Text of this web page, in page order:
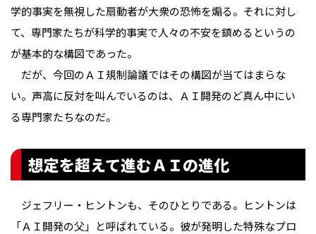
学的事実を無視した扇動者が大衆の恐怖を煽る。それに対し
て、専門家たちが科学的事実で人々の不安を鎮めるというの
が基本的な構図であった。
だが、今回のＡＩ規制論議ではその構図が当てはまらな
い。声高に反対を叫んでいるのは、ＡＩ開発のど真ん中にい
る専門家たちなのだ。
想定を超えて進むＡＩの進化
ジェフリー・ヒントンも、そのひとりである。ヒントンは
「ＡＩ開発の父」と呼ばれている。彼が発明した特殊なプロ